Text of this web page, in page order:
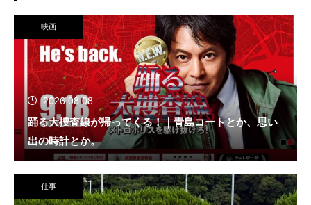
映画
2026.08.08
踊る大捜査線が帰ってくる！｜青島コートとか、思い
出の時計とか。
仕事